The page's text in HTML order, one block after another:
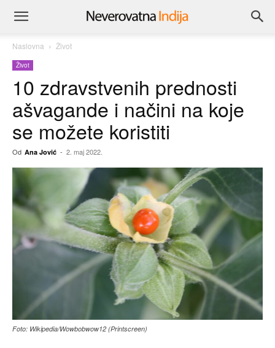
Naslovna Život
Život
10 zdravstvenih prednosti
ašvagande i načini na koje
se možete koristiti
Od Ana Jović - 2. maj 2022.
Foto: Wikipedia/Wowbobwow12 (Printscreen)